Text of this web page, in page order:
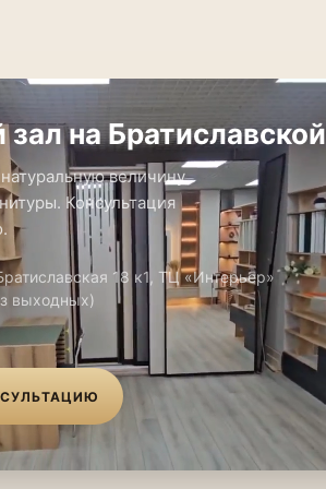
на Братиславской
величину.
Консультация
18 к1, ТЦ «Интерьер»
выходных)